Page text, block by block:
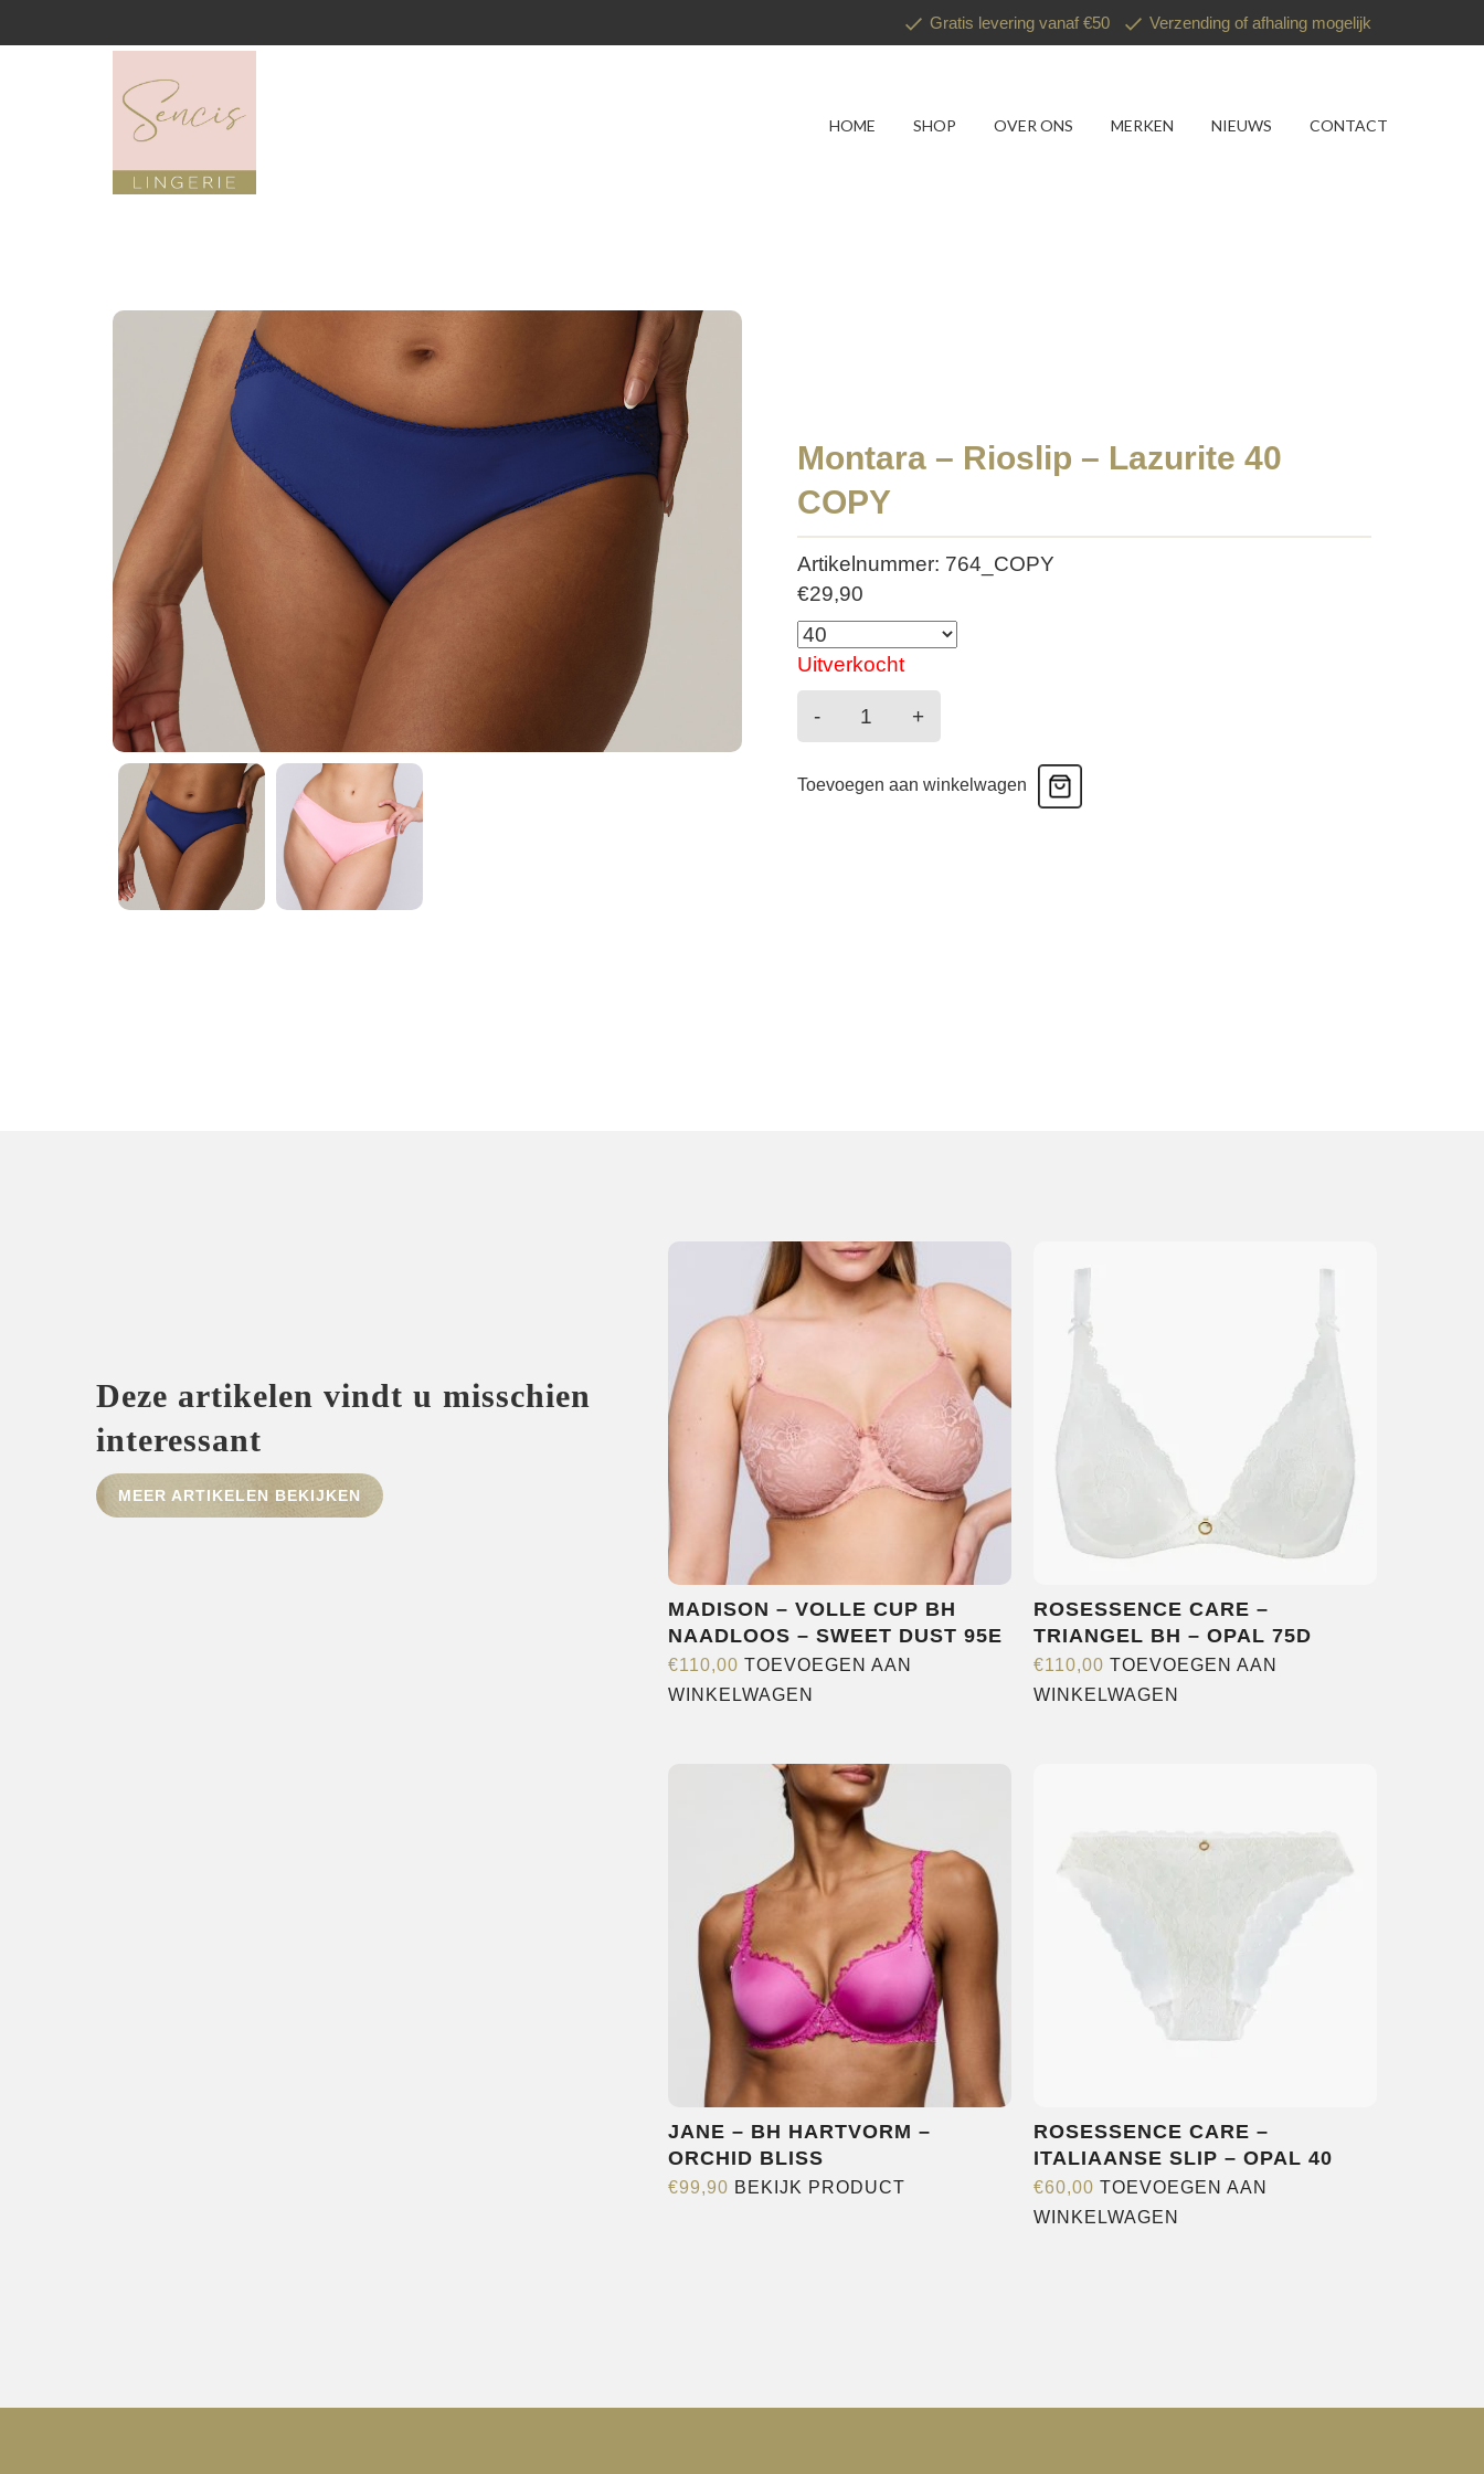
Gratis levering vanaf €50 Verzending of afhaling mogelijk
HOME SHOP OVER ONS MERKEN NIEUWS CONTACT
Montara – Rioslip – Lazurite 40
COPY
Artikelnummer: 764_COPY
€29,90
Uitverkocht
-
Montara
-
+
Toevoegen aan winkelwagen
Deze artikelen vindt u misschien
interessant
MEER ARTIKELEN BEKIJKEN
MADISON – VOLLE CUP BH
NAADLOOS – SWEET DUST 95E
€110,00 TOEVOEGEN AAN
WINKELWAGEN
ROSESSENCE CARE –
TRIANGEL BH – OPAL 75D
€110,00 TOEVOEGEN AAN
WINKELWAGEN
JANE – BH HARTVORM –
ORCHID BLISS
€99,90 BEKIJK PRODUCT
ROSESSENCE CARE –
ITALIAANSE SLIP – OPAL 40
€60,00 TOEVOEGEN AAN
WINKELWAGEN